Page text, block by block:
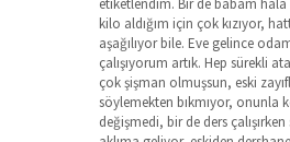
etiketlendim. Bir de babam
kilo aldığım için çok kızıyor,
aşağılıyor bile. Eve gelince
çalışıyorum artık. Hep sürekli
çok şişman olmuşsun, eski
söylemekten bıkmıyor, onunla
değişmedi, bir de ders